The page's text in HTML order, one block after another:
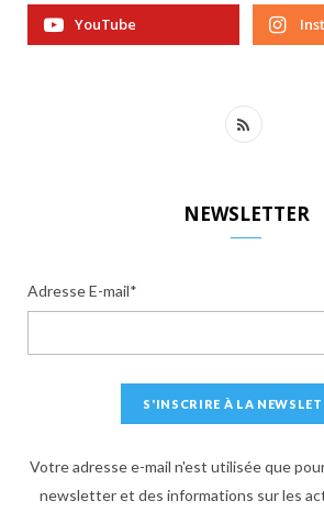
YouTube
R
NEWSLETTER
Adresse E-mail*
Votre adresse e-mail n'est utilisée que
newsletter et des informations sur les